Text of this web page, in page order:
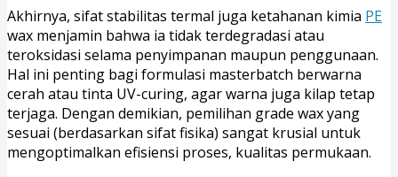
Akhirnya, sifat stabilitas termal juga ketahanan kimia PE
wax menjamin bahwa ia tidak terdegradasi atau
teroksidasi selama penyimpanan maupun penggunaan.
Hal ini penting bagi formulasi masterbatch berwarna
cerah atau tinta UV-curing, agar warna juga kilap tetap
terjaga. Dengan demikian, pemilihan grade wax yang
sesuai (berdasarkan sifat fisika) sangat krusial untuk
mengoptimalkan efisiensi proses, kualitas permukaan.